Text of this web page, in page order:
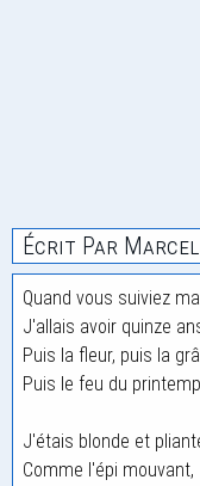
Écrit Par
Quand vous suiviez
J'allais avoir quinze
Puis la fleur, puis la
Puis le feu du
J'étais blonde et
Comme l'épi mouvant,